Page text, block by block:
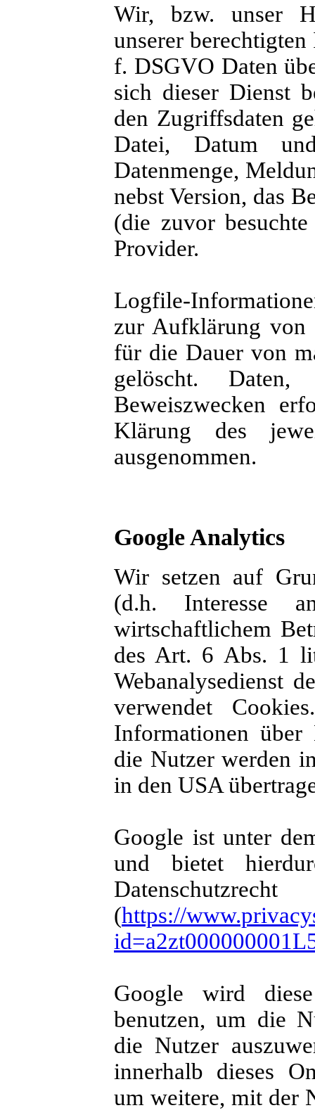
Wir, bzw. unser
unserer
f. DSGVO Daten
sich dieser Dienst
den Zugriffsdaten
Datei, Datum
Datenmenge,
nebst Version, das
(die zuvor
Provider.
Logfile-
zur Aufklärung von
für die Dauer von
gelöscht.
Beweiszwecken
Klärung des
ausgenommen.
Google Analytics
Wir setzen auf
(d.h. Interesse
wirtschaftlichem
des Art. 6 Abs. 1
Webanalysedienst
verwendet
Informationen über
die Nutzer werden
in den USA
Google ist unter
und bietet
(https://
Google wird
benutzen, um die
die Nutzer
innerhalb dieses
um weitere, mit der